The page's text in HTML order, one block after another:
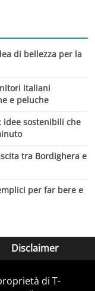
di bellezza per la
italiani
e peluche
idee sostenibili che
tra Bordighera e
per far bere e
Disclaimer
di T-